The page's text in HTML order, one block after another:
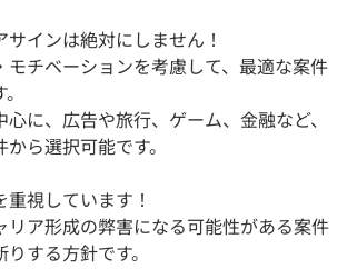
インは絶対にしません！
モチベーションを考慮して、最適な案件
に、広告や旅行、ゲーム、金融など、
ら選択可能です。
視しています！
リア形成の弊害になる可能性がある案件
する方針です。